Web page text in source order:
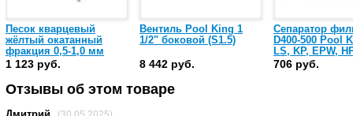
Песок кварцевый
жёлтый окатанный
фракция 0,5-1,0 мм
(мешок 25 кг)
1 123 руб.
Вентиль Pool King 1
1/2" боковой (S1.5)
8 442 руб.
Сепаратор
D400-500 Pool
LS, KP, EPW,
(02-0108)
706 руб.
Отзывы об этом товаре